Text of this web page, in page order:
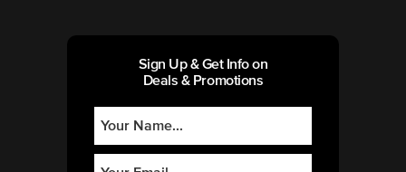
Sign Up & Get Info on
Deals & Promotions